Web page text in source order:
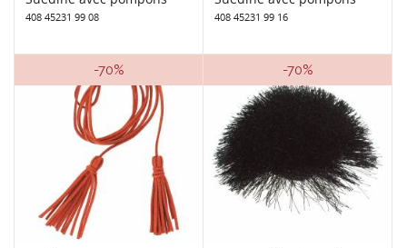
408 45231 99 08 408 45231 99 16
-70% -70%